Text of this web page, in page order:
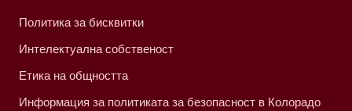
Политика за бисквитки
Интелектуална собственост
Етика на общността
Информация за политиката за безопасност в Колорадо